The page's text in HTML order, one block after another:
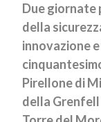
Due giornate
della
innovazione
Pirellone di
della Grenfell